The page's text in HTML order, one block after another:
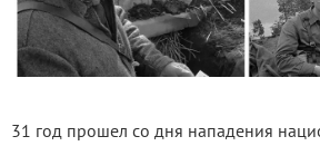
31 год прошел со дня нападения